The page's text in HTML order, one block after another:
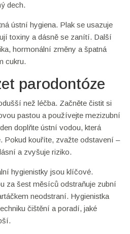
dech.
ústní hygiena. Plak se usazuje
toxiny a dásně se zanítí. Další
hormonální změny a špatná
cukru.
parodontóze
než léčba. Začněte čistit si
pastou a používejte mezizubní
doplňte ústní vodou, která
Pokud kouříte, zvažte odstavení –
a zvyšuje riziko.
hygienistky jsou klíčové.
za šest měsíců odstraňuje zubní
neodstraní. Hygienistka
čištění a poradí, jaké